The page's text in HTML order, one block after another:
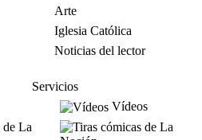
Arte
Iglesia Católica
Noticias del lector
Servicios
Vídeos